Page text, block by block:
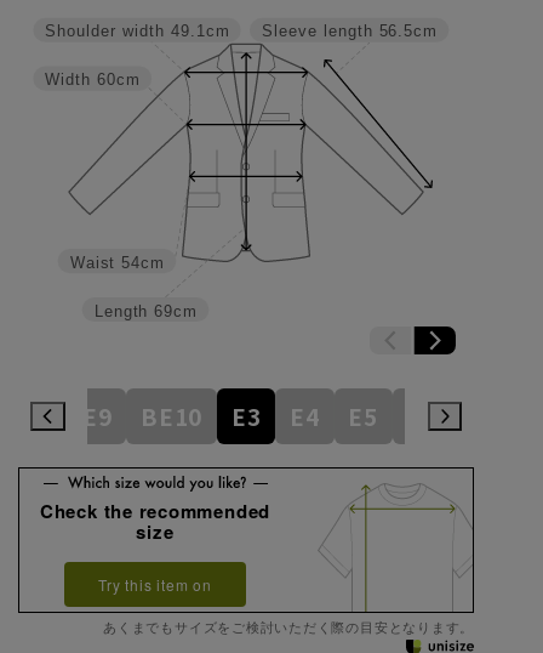
Sleeve length 56.5cm
Length 69cm
Waist 54cm
Width 60cm
Shoulder width 49.1cm
BE9 BE10 E3 E4 E5 E6
Check the recommended
size
Try this item on
あくまでもサイズをご検討いただく際の目安となります。